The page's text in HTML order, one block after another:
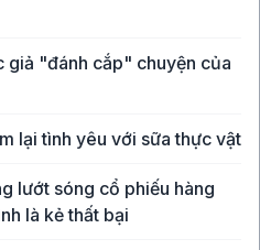
giả "đánh cắp" chuyện của
lại tình yêu với sữa thực vật
lướt sóng cổ phiếu hàng
là kẻ thất bại